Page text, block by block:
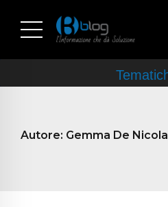
Autore: Gemma De Nicola